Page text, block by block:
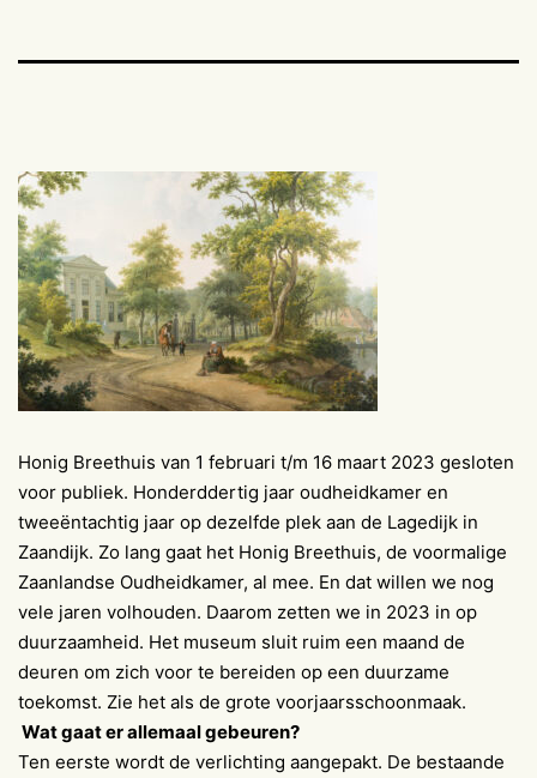
Honig Breethuis van 1 februari t/m 16 maart 2023 gesloten
voor publiek. Honderddertig jaar oudheidkamer en
tweeëntachtig jaar op dezelfde plek aan de Lagedijk in
Zaandijk. Zo lang gaat het Honig Breethuis, de voormalige
Zaanlandse Oudheidkamer, al mee. En dat willen we nog
vele jaren volhouden. Daarom zetten we in 2023 in op
duurzaamheid. Het museum sluit ruim een maand de
deuren om zich voor te bereiden op een duurzame
toekomst. Zie het als de grote voorjaarsschoonmaak.
Wat gaat er allemaal gebeuren?
Ten eerste wordt de verlichting aangepakt. De bestaande